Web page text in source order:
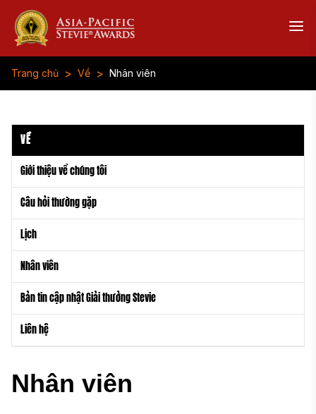
Trang chủ > Về > Nhân viên
VỀ
Giới thiệu về chúng tôi
Câu hỏi thường gặp
Lịch
Nhân viên
Bản tin cập nhật Giải thưởng Stevie
Liên hệ
Nhân viên